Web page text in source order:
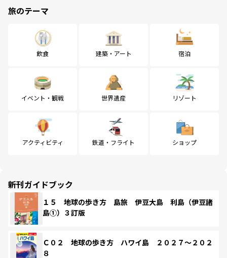
旅のテーマ
飲食 建築・アート 宿泊
イベント・観戦 世界遺産 リゾート
アクティビティ 鉄道・フライト ショップ
新刊ガイドブック
１５ 地球の歩き方 島旅 伊豆大島 利島（伊豆諸
島①）３訂版
Ｃ０２ 地球の歩き方 ハワイ島 ２０２７～２０２
８